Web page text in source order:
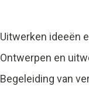
Uitwerken ideeën
Ontwerpen en
Begeleiding van